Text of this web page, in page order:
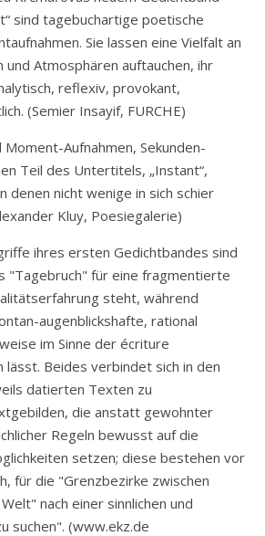
sind tagebuchartige poetische
Sie lassen eine Vielfalt an
und Atmosphären auftauchen, ihr
reflexiv, provokant,
(Semier Insayif, FURCHE)
Aufnahmen, Sekunden-
Teil des Untertitels, „Instant“,
denen nicht wenige in sich schier
Kluy, Poesiegalerie)
ihres ersten Gedichtbandes sind
"Tagebruch" für eine fragmentierte
steht, während
augenblickshafte, rational
im Sinne der écriture
lässt. Beides verbindet sich in den
datierten Texten zu
die anstatt gewohnter
Regeln bewusst auf die
setzen; diese bestehen vor
für die "Grenzbezirke zwischen
nach einer sinnlichen und
suchen". (www.ekz.de